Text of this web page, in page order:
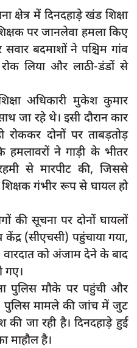
क्षेत्र में दिनदहाड़े खंड शिक्षा
पर जानलेवा हमला किए
बदमाशों ने पश्चिम गांव
लिया और लाठी-डंडों से
अधिकारी मुकेश कुमार
जा रहे थे। इसी दौरान कार
रोककर दोनों पर ताबड़तोड़
हमलावरों ने गाड़ी के भीतर
से मारपीट की, जिससे
गंभीर रूप से घायल हो
की सूचना पर दोनों घायलों
(सीएचसी) पहुंचाया गया,
को अंजाम देने के बाद
गए।
पुलिस मौके पर पहुंची और
पुलिस मामले की जांच में जुट
जा रही है। दिनदहाड़े हुई
माहौल है।